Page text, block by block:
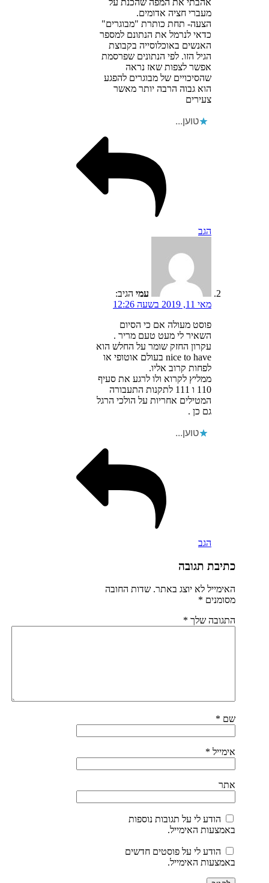
מעברי חציה אדומים.
הצעה- תחת כותרת "מבוגרים"
כדאי לנרמל את הנתונם למספר
האנשים באוכלוסייה בקבוצת
הגיל הזו. לפי הנתונים שפרסמת
אפשר לצפות שאז נראה
שהסיכויים של מבוגרים להפגע
הוא גבוה הרבה יותר מאשר
צעירים
טוען...
הגב
עמי הגיב:
מאי 11, 2019 בשעה 12:26
פוסט מעולה אם כי הסיום
השאיר לי מעט טעם מריר .
עקרון החזק שומר על החלש הוא
nice to have בעולם אוטופי או
לפחות קרוב אליו.
ממליץ לקרוא ולו לרגע את סעיף
110 ו 111 לתקנות התעבורה
המטילים אחריות על הולכי הרגל
גם כן .
טוען...
הגב
כתיבת תגובה
האימייל לא יוצג באתר. שדות החובה
מסומנים *
התגובה שלך *
שם *
אימייל *
אתר
הודע לי על תגובות נוספות
באמצעות האימייל.
הודע לי על פוסטים חדשים
באמצעות האימייל.